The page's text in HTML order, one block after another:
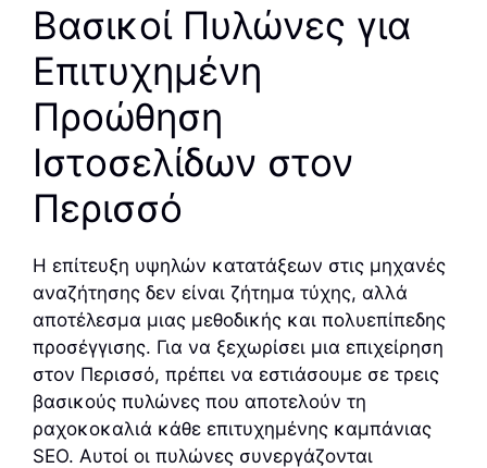
Βασικοί Πυλώνες για
Επιτυχημένη
Προώθηση
Ιστοσελίδων στον
Περισσό
Η επίτευξη υψηλών κατατάξεων στις μηχανές
αναζήτησης δεν είναι ζήτημα τύχης, αλλά
αποτέλεσμα μιας μεθοδικής και πολυεπίπεδης
προσέγγισης. Για να ξεχωρίσει μια επιχείρηση
στον Περισσό, πρέπει να εστιάσουμε σε τρεις
βασικούς πυλώνες που αποτελούν τη
ραχοκοκαλιά κάθε επιτυχημένης καμπάνιας
SEO. Αυτοί οι πυλώνες συνεργάζονται